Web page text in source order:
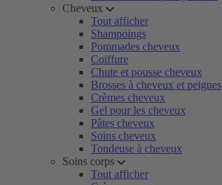
Cheveux
Tout afficher
Shampoings
Pommades cheveux
Coiffure
Chute et pousse cheveux
Brosses à cheveux et peignes
Crèmes cheveux
Gel pour les cheveux
Pâtes cheveux
Soins cheveux
Tondeuse à cheveux
Soins corps
Tout afficher